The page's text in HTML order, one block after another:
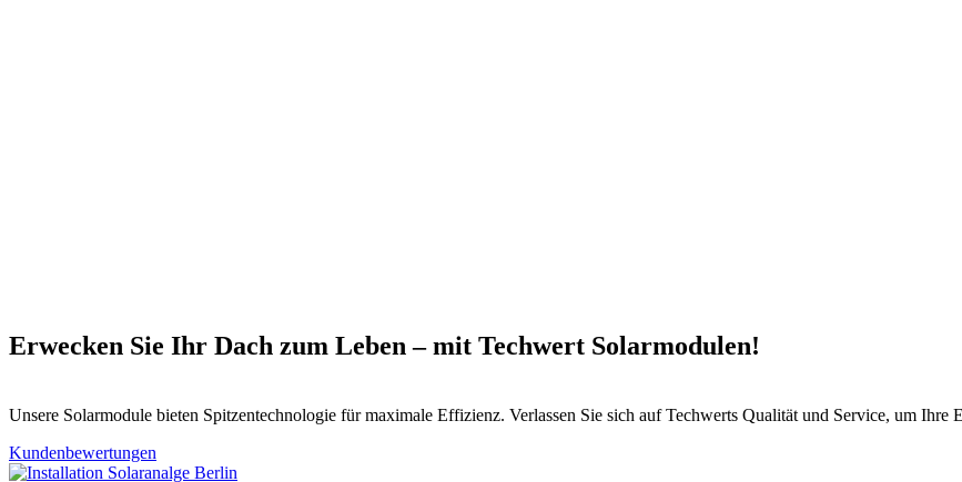
Erwecken Sie Ihr Dach zum Leben – mit Techwert Solarmodulen!
Unsere Solarmodule bieten Spitzentechnologie für maximale Effizienz. Verlassen Sie sich auf Techwerts Qualität und Service, um
Kundenbewertungen